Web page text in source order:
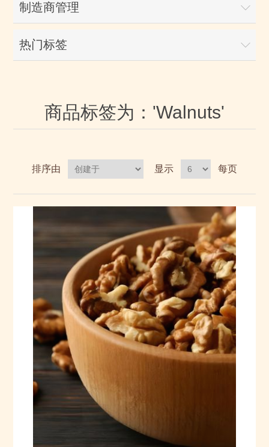
制造商管理
热门标签
商品标签为：'Walnuts'
排序由 显示 每页